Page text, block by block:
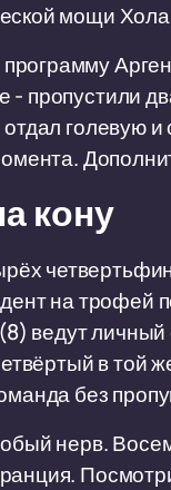
мощи
пропустили
голевую
кону
на трофей
ведут личный
в той
без
нерв.